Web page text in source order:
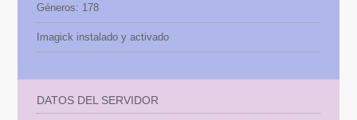
Géneros: 178
Imagick instalado y activado
DATOS DEL SERVIDOR